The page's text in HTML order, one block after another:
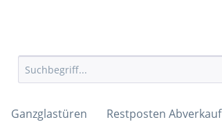
Ganzglastüren Restposten Abverkauf